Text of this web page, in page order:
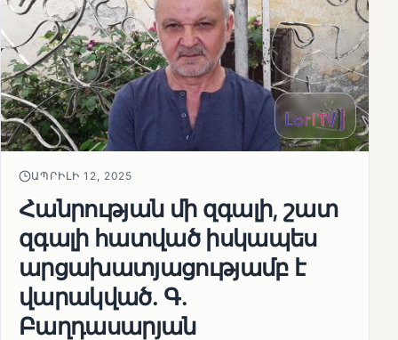
ԱՊՐԻԼԻ 12, 2025
Հանրության մի զգալի, շատ
զգալի հատված իսկապես
արցախատյացությամբ է
վարակված․ Գ․
Բաղդասարյան